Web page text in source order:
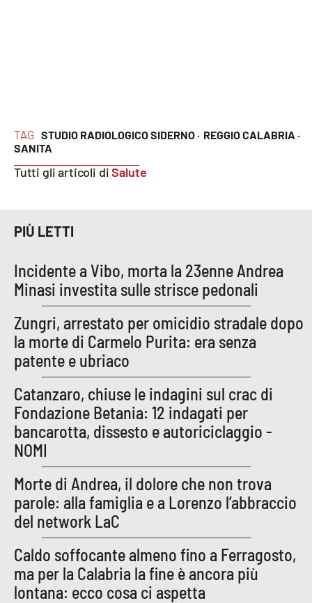
Catanzarochannel.it
TAG STUDIO RADIOLOGICO SIDERNO · REGGIO CALABRIA ·
SANITA
Tutti gli articoli diSalute
PIÙ LETTI
Incidente a Vibo, morta la 23enne Andrea
Minasi investita sulle strisce pedonali
Zungri, arrestato per omicidio stradale dopo
la morte di Carmelo Purita: era senza
patente e ubriaco
Catanzaro, chiuse le indagini sul crac di
Fondazione Betania: 12 indagati per
bancarotta, dissesto e autoriciclaggio -
NOMI
Morte di Andrea, il dolore che non trova
parole: alla famiglia e a Lorenzo l’abbraccio
del network LaC
Caldo soffocante almeno fino a Ferragosto,
ma per la Calabria la fine è ancora più
lontana: ecco cosa ci aspetta